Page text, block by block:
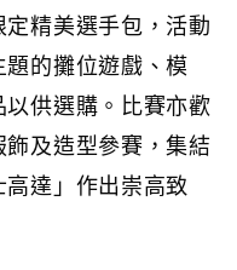
精美選手包，活動
的攤位遊戲、模
供選購。比賽亦歡
及造型參賽，集結
達」作出崇高致